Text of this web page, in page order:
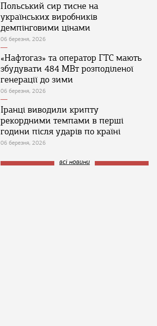
Польський сир тисне на
українських виробників
демпінговими цінами
06 березня, 2026
«Нафтогаз» та оператор ГТС мають
збудувати 484 МВт розподіленої
генерації до зими
06 березня, 2026
Іранці виводили крипту
рекордними темпами в перші
години після ударів по країні
06 березня, 2026
всі новини